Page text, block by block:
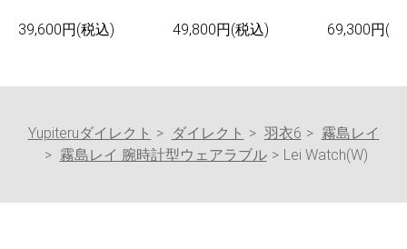
39,600円(税込) 49,800円(税込) 69,300円(
Yupiteruダイレクト ダイレクト 羽衣6
霧島レイ
霧島レイ 腕時計型ウェアラブル
Lei Watch(W)